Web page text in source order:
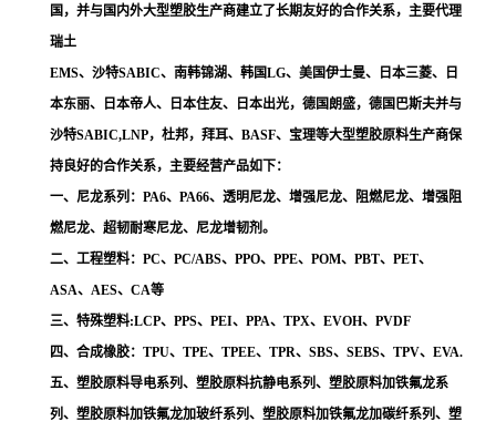
国，并与国内外大型塑胶生产商建立了长期友好的合作关系，主要代理
瑞土
EMS、沙特SABIC、南韩锦湖、韩国LG、美国伊士曼、日本三菱、日
本东丽、日本帝人、日本住友、日本出光，德国朗盛，德国巴斯夫并与
沙特SABIC,LNP，杜邦，拜耳、BASF、宝理等大型塑胶原料生产商保
持良好的合作关系，主要经营产品如下：
一、尼龙系列：PA6、PA66、透明尼龙、增强尼龙、阻燃尼龙、增强阻
燃尼龙、超韧耐寒尼龙、尼龙增韧剂。
二、工程塑料：PC、PC/ABS、PPO、PPE、POM、PBT、PET、
ASA、AES、CA等
三、特殊塑料:LCP、PPS、PEI、PPA、TPX、EVOH、PVDF
四、合成橡胶：TPU、TPE、TPEE、TPR、SBS、SEBS、TPV、EVA.
五、塑胶原料导电系列、塑胶原料抗静电系列、塑胶原料加铁氟龙系
列、塑胶原料加铁氟龙加玻纤系列、塑胶原料加铁氟龙加碳纤系列、塑